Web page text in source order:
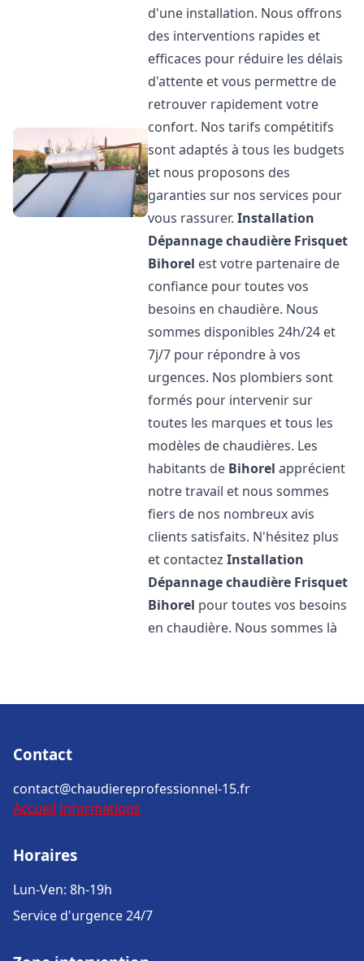
d'une installation. Nous offrons
des interventions rapides et
efficaces pour réduire les délais
d'attente et vous permettre de
retrouver rapidement votre
confort. Nos tarifs compétitifs
sont adaptés à tous les budgets
et nous proposons des
garanties sur nos services pour
vous rassurer.Installation
Dépannage chaudière Frisquet
Bihorel est votre partenaire de
confiance pour toutes vos
besoins en chaudière. Nous
sommes disponibles 24h/24 et
7j/7 pour répondre à vos
urgences. Nos plombiers sont
formés pour intervenir sur
toutes les marques et tous les
modèles de chaudières. Les
habitants de Bihorel apprécient
notre travail et nous sommes
fiers de nos nombreux avis
clients satisfaits. N'hésitez plus
et contactezInstallation
Dépannage chaudière Frisquet
Bihorel pour toutes vos besoins
en chaudière. Nous sommes là
Contact
contact@chaudiereprofessionnel-15.fr
Accueil Informations
Horaires
Lun-Ven: 8h-19h
Service d'urgence 24/7